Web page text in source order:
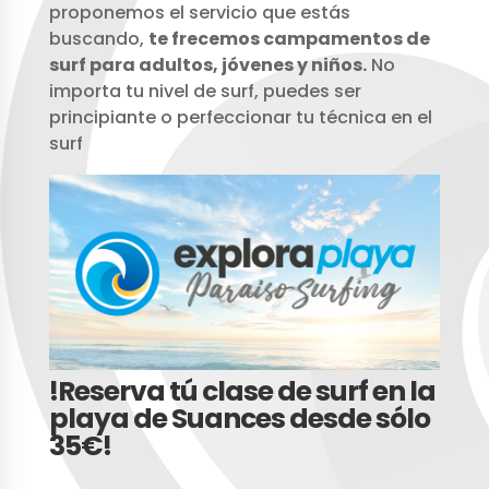
proponemos el servicio que estás
buscando, te frecemos campamentos de
surf para adultos, jóvenes y niños.No
importa tu nivel de surf, puedes ser
principiante o perfeccionar tu técnica en el
surf
!Reserva tú clase de surf en la
playa de Suances desde sólo
35€!